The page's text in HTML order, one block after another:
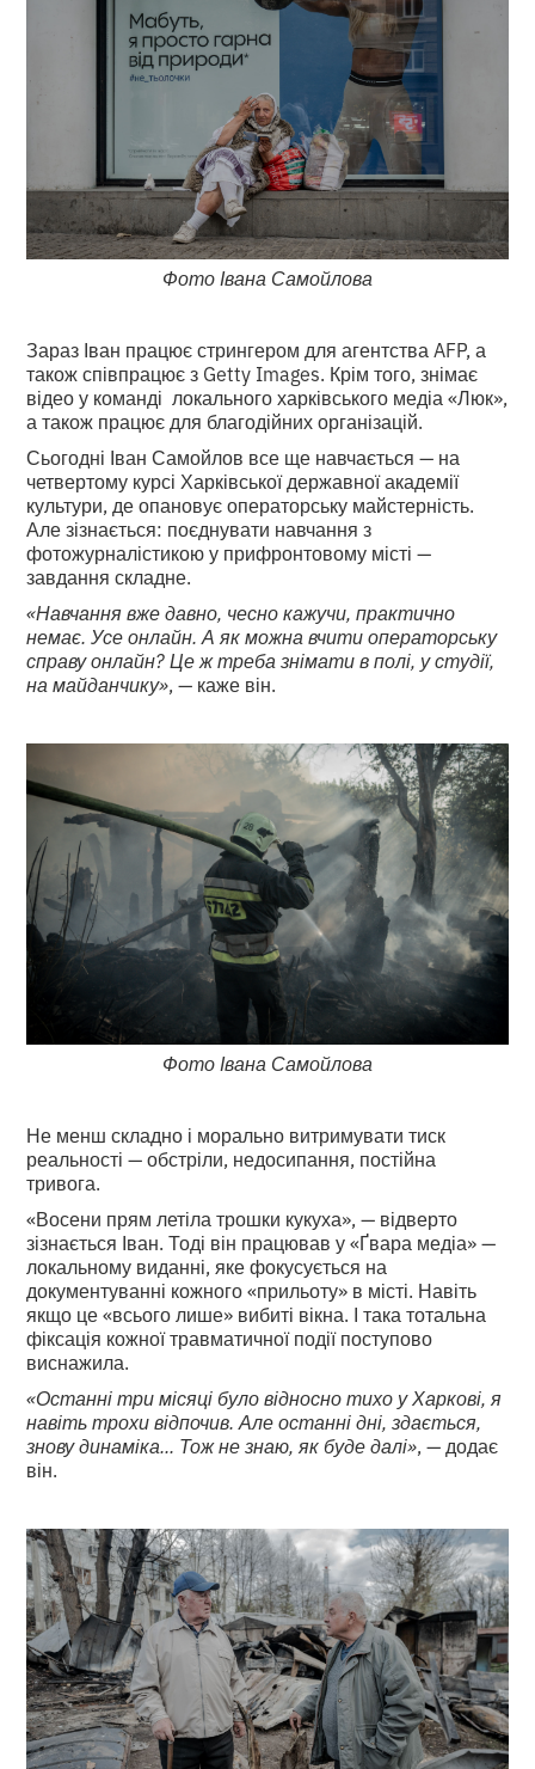
Фото Івана Самойлова
Зараз Іван працює стрингером для агентства AFP, а
також співпрацює з Getty Images. Крім того, знімає
відео у команді локального харківського медіа «Люк»,
а також працює для благодійних організацій.
Сьогодні Іван Самойлов все ще навчається — на
четвертому курсі Харківської державної академії
культури, де опановує операторську майстерність.
Але зізнається: поєднувати навчання з
фотожурналістикою у прифронтовому місті —
завдання складне.
«Навчання вже давно, чесно кажучи, практично
немає. Усе онлайн. А як можна вчити операторську
справу онлайн? Це ж треба знімати в полі, у студії,
на майданчику», — каже він.
Фото Івана Самойлова
Не менш складно і морально витримувати тиск
реальності — обстріли, недосипання, постійна
тривога.
«Восени прям летіла трошки кукуха», — відверто
зізнається Іван. Тоді він працював у «Ґвара медіа» —
локальному виданні, яке фокусується на
документуванні кожного «прильоту» в місті. Навіть
якщо це «всього лише» вибиті вікна. І така тотальна
фіксація кожної травматичної події поступово
виснажила.
«Останні три місяці було відносно тихо у Харкові, я
навіть трохи відпочив. Але останні дні, здається,
знову динаміка... Тож не знаю, як буде далі», — додає
він.